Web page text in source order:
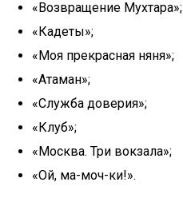
«Возвращение Мухтара»;
«Кадеты»;
«Моя прекрасная няня»;
«Атаман»;
«Служба доверия»;
«Клуб»;
«Москва. Три вокзала»;
«Ой, ма-моч-ки!».